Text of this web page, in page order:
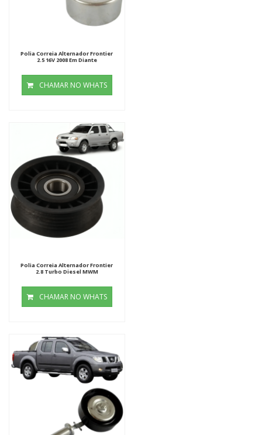
Polia Correia Alternador Frontier
2.5 16V 2008 Em Diante
CHAMAR NO WHATS
Polia Correia Alternador Frontier
2.8 Turbo Diesel MWM
CHAMAR NO WHATS